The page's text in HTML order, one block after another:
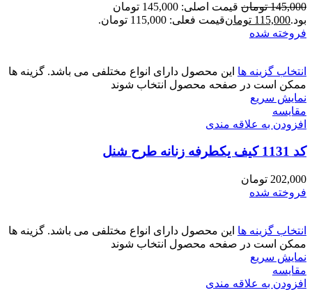
145,000 تومان
قیمت اصلی: 145,000 تومان
بود.115,000 تومانقیمت فعلی: 115,000 تومان.
فروخته شده
انتخاب گزینه ها این محصول دارای انواع مختلفی می باشد. گزینه ها
ممکن است در صفحه محصول انتخاب شوند
نمایش سریع
مقايسه
افزودن به علاقه مندی
کد 1131 کیف یکطرفه زنانه طرح شنل
202,000 تومان
فروخته شده
انتخاب گزینه ها این محصول دارای انواع مختلفی می باشد. گزینه ها
ممکن است در صفحه محصول انتخاب شوند
نمایش سریع
مقايسه
افزودن به علاقه مندی